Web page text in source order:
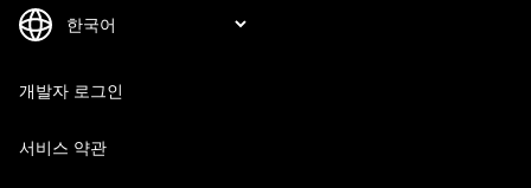
개발자 로그인
서비스 약관